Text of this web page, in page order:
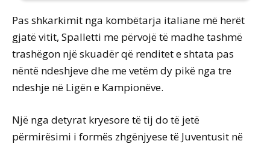
Pas shkarkimit nga kombëtarja italiane më herët
gjatë vitit, Spalletti me përvojë të madhe tashmë
trashëgon një skuadër që renditet e shtata pas
nëntë ndeshjeve dhe me vetëm dy pikë nga tre
ndeshje në Ligën e Kampionëve.
Një nga detyrat kryesore të tij do të jetë
përmirësimi i formës zhgënjyese të Juventusit në